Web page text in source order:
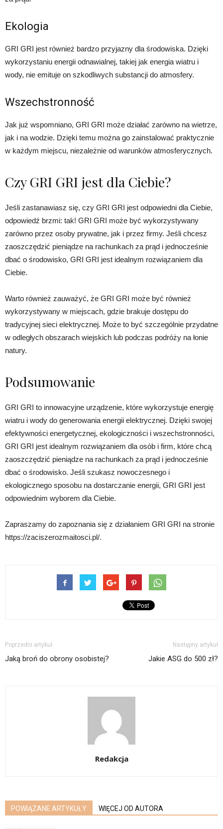
Ekologia
GRI GRI jest również bardzo przyjazny dla środowiska. Dzięki
wykorzystaniu energii odnawialnej, takiej jak energia wiatru i
wody, nie emituje on szkodliwych substancji do atmosfery.
Wszechstronność
Jak już wspomniano, GRI GRI może działać zarówno na wietrze,
jak i na wodzie. Dzięki temu można go zainstalować praktycznie
w każdym miejscu, niezależnie od warunków atmosferycznych.
Czy GRI GRI jest dla Ciebie?
Jeśli zastanawiasz się, czy GRI GRI jest odpowiedni dla Ciebie,
odpowiedź brzmi: tak! GRI GRI może być wykorzystywany
zarówno przez osoby prywatne, jak i przez firmy. Jeśli chcesz
zaoszczędzić pieniądze na rachunkach za prąd i jednocześnie
dbać o środowisko, GRI GRI jest idealnym rozwiązaniem dla
Ciebie.
Warto również zauważyć, że GRI GRI może być również
wykorzystywany w miejscach, gdzie brakuje dostępu do
tradycyjnej sieci elektrycznej. Może to być szczególnie przydatne
w odległych obszarach wiejskich lub podczas podróży na łonie
natury.
Podsumowanie
GRI GRI to innowacyjne urządzenie, które wykorzystuje energię
wiatru i wody do generowania energii elektrycznej. Dzięki swojej
efektywności energetycznej, ekologiczności i wszechstronności,
GRI GRI jest idealnym rozwiązaniem dla osób i firm, które chcą
zaoszczędzić pieniądze na rachunkach za prąd i jednocześnie
dbać o środowisko. Jeśli szukasz nowoczesnego i
ekologicznego sposobu na dostarczanie energii, GRI GRI jest
odpowiednim wyborem dla Ciebie.
Zapraszamy do zapoznania się z działaniem GRI GRI na stronie
https://zaciszerozmaitosci.pl/.
Poprzedni artykuł
Jaką broń do obrony osobistej?
Następny artykuł
Jakie ASG do 500 zł?
Redakcja
POWIĄZANE ARTYKUŁY WIĘCEJ OD AUTORA